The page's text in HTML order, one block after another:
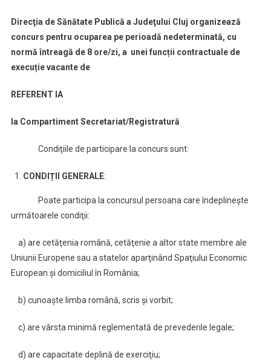
Direcţia de Sănătate Publică a Judeţului Cluj organizează
concurs pentru ocuparea pe perioadă nedeterminată, cu
normă întreagă de 8 ore/zi, a unei funcții contractuale de
execuție vacante de
REFERENT IA
la Compartiment Secretariat/Registratură
Condiţiile de participare la concurs sunt:
CONDIȚII GENERALE:
Poate participa la concursul persoana care îndeplineşte
următoarele condiţii:
a) are cetăţenia română, cetăţenie a altor state membre ale
Uniunii Europene sau a statelor aparţinând Spaţiului Economic
European şi domiciliul în România;
b) cunoaşte limba română, scris şi vorbit;
c) are vârsta minimă reglementată de prevederile legale;
d) are capacitate deplină de exerciţiu;